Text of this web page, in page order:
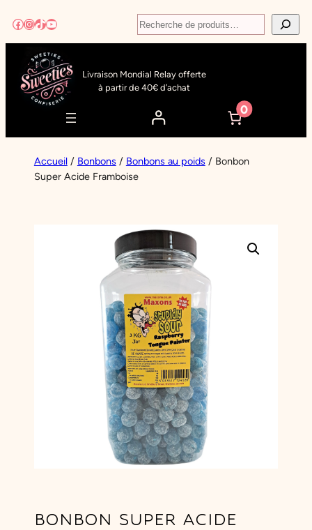
au
contenu
Facebook
Instagram
TikTok
YouTube Recherche
Livraison Mondial Relay offerte
à partir de 40€ d’achat
0
Accueil/ Bonbons / Bonbons au poids / Bonbon
Super Acide Framboise
BONBON SUPER ACIDE